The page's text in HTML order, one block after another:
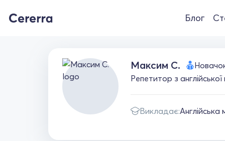
Блог
Максим С.
Репетитор з
Викладає:Англійська